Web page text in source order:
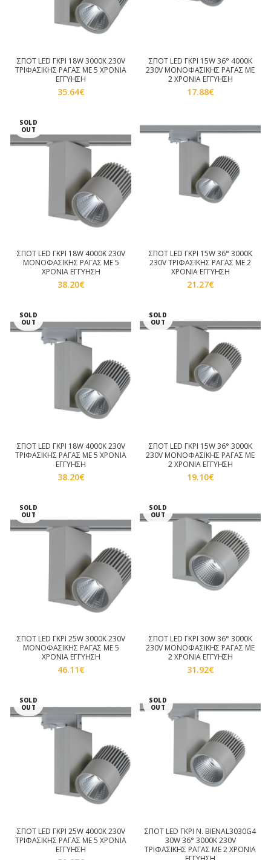
ΣΠΟΤ LED ΓΚΡΙ 18W 3000K 230V
ΤΡΙΦΑΣΙΚΗΣ ΡΑΓΑΣ ΜΕ 5 ΧΡΟΝΙΑ
ΕΓΓΥΗΣΗ
35.64€
ΣΠΟΤ LED ΓΚΡΙ 15W 36° 4000K
230V ΜΟΝΟΦΑΣΙΚΗΣ ΡΑΓΑΣ ΜΕ
2 ΧΡΟΝΙΑ ΕΓΓΥΗΣΗ
17.88€
SOLD
OUT
ΣΠΟΤ LED ΓΚΡΙ 18W 4000K 230V
ΜΟΝΟΦΑΣΙΚΗΣ ΡΑΓΑΣ ΜΕ 5
ΧΡΟΝΙΑ ΕΓΓΥΗΣΗ
38.20€
ΣΠΟΤ LED ΓΚΡΙ 15W 36° 3000K
230V ΤΡΙΦΑΣΙΚΗΣ ΡΑΓΑΣ ΜΕ 2
ΧΡΟΝΙΑ ΕΓΓΥΗΣΗ
21.27€
SOLD
OUT
ΣΠΟΤ LED ΓΚΡΙ 18W 4000K 230V
ΤΡΙΦΑΣΙΚΗΣ ΡΑΓΑΣ ΜΕ 5 ΧΡΟΝΙΑ
ΕΓΓΥΗΣΗ
38.20€
SOLD
OUT
ΣΠΟΤ LED ΓΚΡΙ 15W 36° 3000K
230V ΜΟΝΟΦΑΣΙΚΗΣ ΡΑΓΑΣ ΜΕ
2 ΧΡΟΝΙΑ ΕΓΓΥΗΣΗ
19.10€
SOLD
OUT
ΣΠΟΤ LED ΓΚΡΙ 25W 3000K 230V
ΜΟΝΟΦΑΣΙΚΗΣ ΡΑΓΑΣ ΜΕ 5
ΧΡΟΝΙΑ ΕΓΓΥΗΣΗ
46.11€
SOLD
OUT
ΣΠΟΤ LED ΓΚΡΙ 30W 36° 3000K
230V ΜΟΝΟΦΑΣΙΚΗΣ ΡΑΓΑΣ ΜΕ
2 ΧΡΟΝΙΑ ΕΓΓΥΗΣΗ
31.92€
SOLD
OUT
ΣΠΟΤ LED ΓΚΡΙ 25W 4000K 230V
ΤΡΙΦΑΣΙΚΗΣ ΡΑΓΑΣ ΜΕ 5 ΧΡΟΝΙΑ
ΕΓΓΥΗΣΗ
SOLD
OUT
ΣΠΟΤ LED ΓΚΡΙ Ν. BIENAL3030G4
30W 36° 3000K 230V
ΤΡΙΦΑΣΙΚΗΣ ΡΑΓΑΣ ΜΕ 2 ΧΡΟΝΙΑ